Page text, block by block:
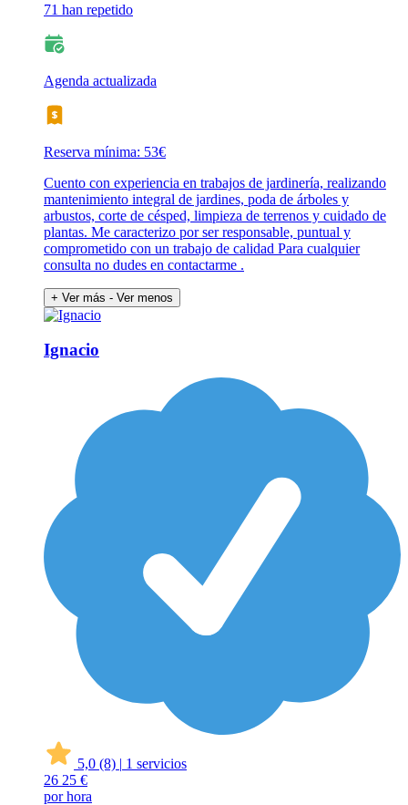
71 han repetido
Agenda actualizada
Reserva mínima: 53€
Cuento con experiencia en trabajos de jardinería, realizando
mantenimiento integral de jardines, poda de árboles y
arbustos, corte de césped, limpieza de terrenos y cuidado de
plantas. Me caracterizo por ser responsable, puntual y
comprometido con un trabajo de calidad Para cualquier
consulta no dudes en contactarme .
+ Ver más - Ver menos
Ignacio
5,0 (8) | 1 servicios
26 25 €
por hora